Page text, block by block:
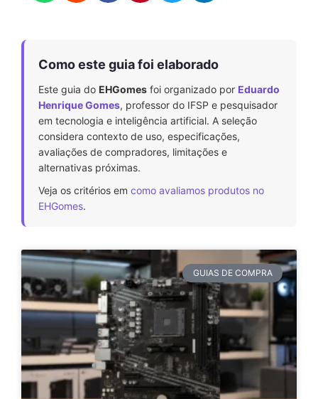
Como este guia foi elaborado
Este guia do EHGomes foi organizado por Eduardo
Henrique Gomes, professor do IFSP e pesquisador
em tecnologia e inteligência artificial. A seleção
considera contexto de uso, especificações,
avaliações de compradores, limitações e
alternativas próximas.
Veja os critérios em como avaliamos produtos no
EHGomes.
GUIAS DE COMPRA